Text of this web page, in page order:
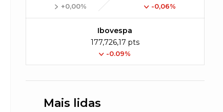
+0,00% -0,06%
Ibovespa
177,726,17 pts
-0.09%
Mais lidas